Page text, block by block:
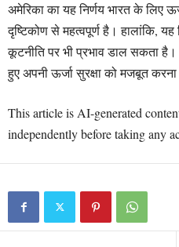
अमेरिका का यह निर्णय भारत के लिए
दृष्टिकोण से महत्वपूर्ण है। हालांकि, यह
कूटनीति पर भी प्रभाव डाल सकता
हुए अपनी ऊर्जा सुरक्षा को मजबूत करना
This article is AI-generated
independently before taking any